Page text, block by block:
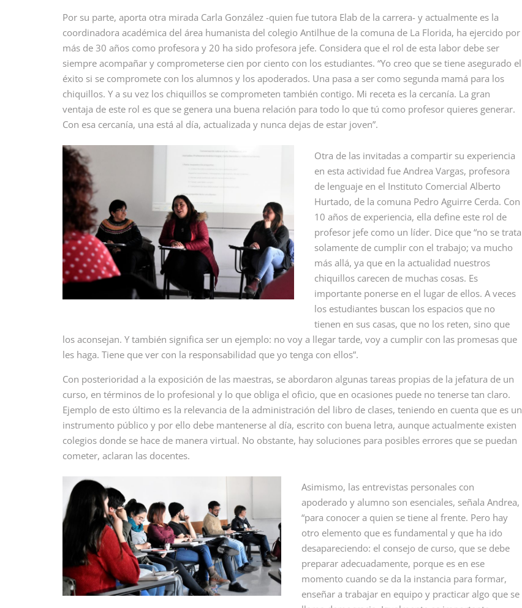
Por su parte, aporta otra mirada Carla González -quien fue tutora Elab de la carrera- y actualmente es la
coordinadora académica del área humanista del colegio Antilhue de la comuna de La Florida, ha ejercido por
más de 30 años como profesora y 20 ha sido profesora jefe. Considera que el rol de esta labor debe ser
siempre acompañar y comprometerse cien por ciento con los estudiantes. “Yo creo que se tiene asegurado el
éxito si se compromete con los alumnos y los apoderados. Una pasa a ser como segunda mamá para los
chiquillos. Y a su vez los chiquillos se comprometen también contigo. Mi receta es la cercanía. La gran
ventaja de este rol es que se genera una buena relación para todo lo que tú como profesor quieres generar.
Con esa cercanía, una está al día, actualizada y nunca dejas de estar joven”.
Otra de las invitadas a compartir su experiencia
en esta actividad fue Andrea Vargas, profesora
de lenguaje en el Instituto Comercial Alberto
Hurtado, de la comuna Pedro Aguirre Cerda. Con
10 años de experiencia, ella define este rol de
profesor jefe como un líder. Dice que “no se trata
solamente de cumplir con el trabajo; va mucho
más allá, ya que en la actualidad nuestros
chiquillos carecen de muchas cosas. Es
importante ponerse en el lugar de ellos. A veces
los estudiantes buscan los espacios que no
tienen en sus casas, que no los reten, sino que
los aconsejan. Y también significa ser un ejemplo: no voy a llegar tarde, voy a cumplir con las promesas que
les haga. Tiene que ver con la responsabilidad que yo tenga con ellos”.
Con posterioridad a la exposición de las maestras, se abordaron algunas tareas propias de la jefatura de un
curso, en términos de lo profesional y lo que obliga el oficio, que en ocasiones puede no tenerse tan claro.
Ejemplo de esto último es la relevancia de la administración del libro de clases, teniendo en cuenta que es un
instrumento público y por ello debe mantenerse al día, escrito con buena letra, aunque actualmente existen
colegios donde se hace de manera virtual. No obstante, hay soluciones para posibles errores que se puedan
cometer, aclaran las docentes.
Asimismo, las entrevistas personales con
apoderado y alumno son esenciales, señala Andrea,
“para conocer a quien se tiene al frente. Pero hay
otro elemento que es fundamental y que ha ido
desapareciendo: el consejo de curso, que se debe
preparar adecuadamente, porque es en ese
momento cuando se da la instancia para formar,
enseñar a trabajar en equipo y practicar algo que se